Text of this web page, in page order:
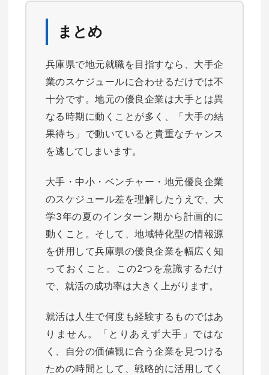
まとめ
兵庫県で地元就職を目指すなら、大手企
業のスケジュールに合わせるだけでは不
十分です。地元の優良企業は大手とは異
なる時期に動くことが多く、「大手の結
果待ち」で動いていると貴重なチャンス
を逃してしまいます。
大手・中小・ベンチャー・地元優良企業
のスケジュール差を理解したうえで、大
学3年の夏のインターン期から計画的に
動くこと。そして、地域特化型の情報源
を併用して兵庫県の優良企業を幅広く知
っておくこと。この2つを意識するだけ
で、就活の成功率は大きく上がります。
就活は人生で何度も経験するものではあ
りません。「とりあえず大手」ではな
く、自分の価値観に合う企業を見つける
ための時間として、戦略的に活用してく